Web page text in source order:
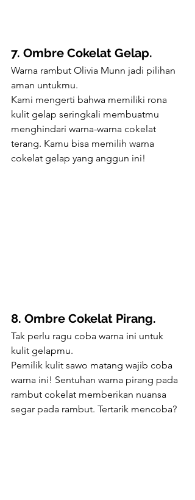
7. Ombre Cokelat Gelap.
Warna rambut Olivia Munn jadi pilihan
aman untukmu.
Kami mengerti bahwa memiliki rona
kulit gelap seringkali membuatmu
menghindari warna-warna cokelat
terang. Kamu bisa memilih warna
cokelat gelap yang anggun ini!
8. Ombre Cokelat Pirang.
Tak perlu ragu coba warna ini untuk
kulit gelapmu.
Pemilik kulit sawo matang wajib coba
warna ini! Sentuhan warna pirang pada
rambut cokelat memberikan nuansa
segar pada rambut. Tertarik mencoba?